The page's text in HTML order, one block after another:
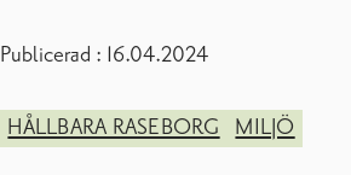
Publicerad : 16.04.2024
HÅLLBARA RASEBORG MILJÖ